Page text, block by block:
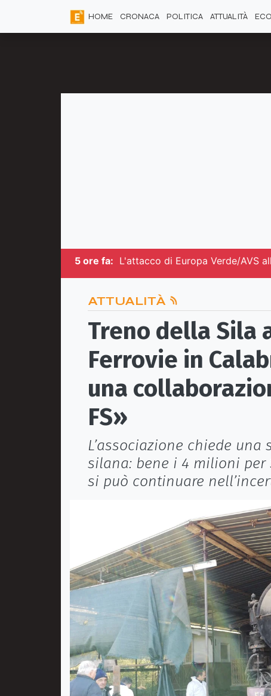
HOME CRONACA POLITICA ATTUALITÀ
5 ore fa: L'attacco di Europa Verde/AVS
ATTUALITÀ
Treno della Sila
Ferrovie in
una
FS»
L’associazione chiede
silana: bene i 4 milioni per
si può continuare